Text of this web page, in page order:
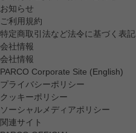
お知らせ
ご利用規約
特定商取引法など法令に基づく表記
会社情報
会社情報
PARCO Corporate Site (English)
プライバシーポリシー
クッキーポリシー
ソーシャルメディアポリシー
関連サイト